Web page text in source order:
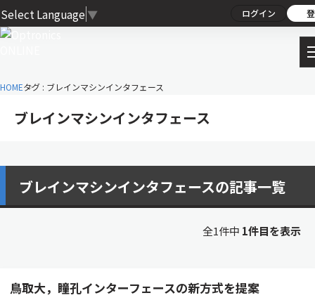
Select Language ▼ ログイン
HOMEタグ : ブレインマシンインタフェース
ブレインマシンインタフェース
ブレインマシンインタフェースの記事一覧
全1件中 1件目を表示
鳥取大，瞳孔インターフェースの新方式を提案